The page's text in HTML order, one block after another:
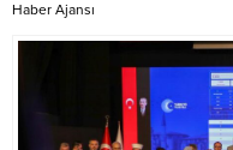
Haber Ajansı